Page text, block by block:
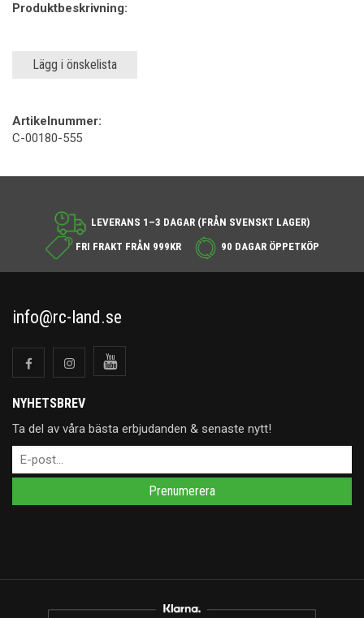
Produktbeskrivning:
Lägg i önskelista
Artikelnummer:
C-00180-555
LEVERANS 1–3 DAGAR (FRÅN SVENSKT LAGER)
FRI FRAKT FRÅN 999KR
90 DAGAR ÖPPETKÖP
info@rc-land.se
NYHETSBREV
Ta del av våra bästa erbjudanden & senaste nytt!
Prenumerera